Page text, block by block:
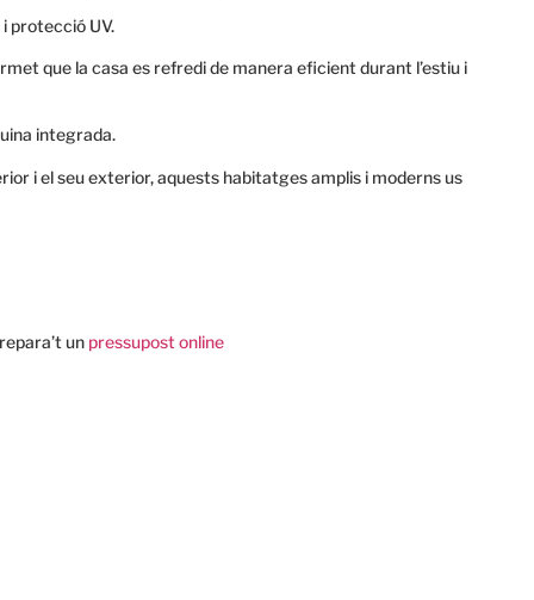
protecció UV.
que la casa es refredi de manera eficient durant l’estiu i
integrada.
i el seu exterior, aquests habitatges amplis i moderns us
un pressupost online